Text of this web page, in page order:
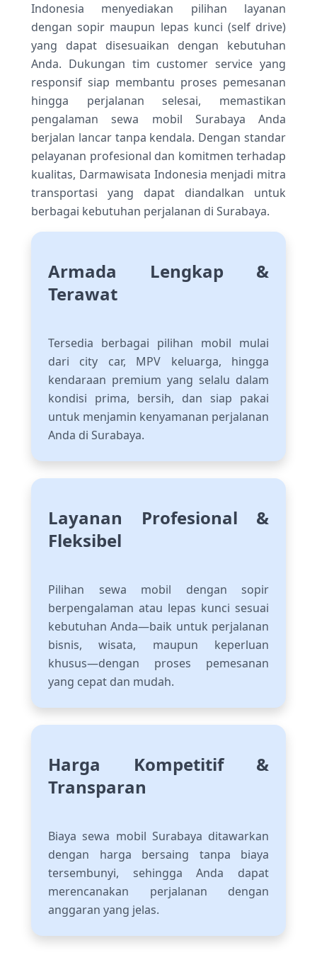
Indonesia menyediakan pilihan layanan
dengan sopir maupun lepas kunci (self drive)
yang dapat disesuaikan dengan kebutuhan
Anda. Dukungan tim customer service yang
responsif siap membantu proses pemesanan
hingga perjalanan selesai, memastikan
pengalaman sewa mobil Surabaya Anda
berjalan lancar tanpa kendala. Dengan standar
pelayanan profesional dan komitmen terhadap
kualitas, Darmawisata Indonesia menjadi mitra
transportasi yang dapat diandalkan untuk
berbagai kebutuhan perjalanan di Surabaya.
Armada Lengkap &
Terawat
Tersedia berbagai pilihan mobil mulai
dari city car, MPV keluarga, hingga
kendaraan premium yang selalu dalam
kondisi prima, bersih, dan siap pakai
untuk menjamin kenyamanan perjalanan
Anda di Surabaya.
Layanan Profesional &
Fleksibel
Pilihan sewa mobil dengan sopir
berpengalaman atau lepas kunci sesuai
kebutuhan Anda—baik untuk perjalanan
bisnis, wisata, maupun keperluan
khusus—dengan proses pemesanan
yang cepat dan mudah.
Harga Kompetitif &
Transparan
Biaya sewa mobil Surabaya ditawarkan
dengan harga bersaing tanpa biaya
tersembunyi, sehingga Anda dapat
merencanakan perjalanan dengan
anggaran yang jelas.